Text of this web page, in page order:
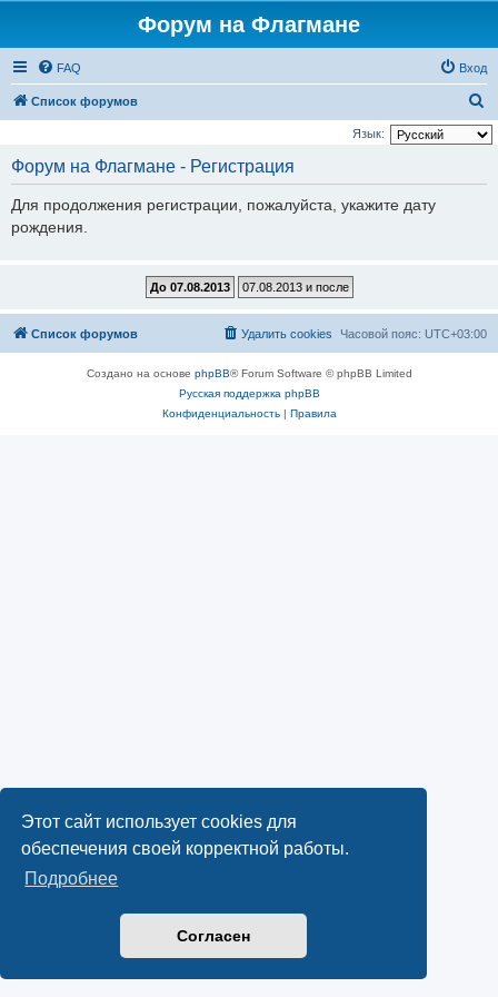
Этот сайт использует cookies для
обеспечения своей корректной работы.
Подробнее
Согласен
Форум на Флагмане
FAQ Вход
Список форумов
о
Язык:
Форум на Флагмане - Регистрация
Для продолжения регистрации, пожалуйста, укажите дату
рождения.
Список форумов Часовой пояс: UTC+03:00
Удалить cookies
Создано на основе phpBB® Forum Software © phpBB Limited
Русская поддержка phpBB
Конфиденциальность| Правила